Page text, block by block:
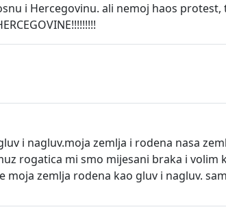
i Hercegovinu. ali nemoj haos
i nagluv.moja zemlja i rodena nasa
rogatica mi smo mijesani braka i
zemlja rodena kao gluv i nagluv.